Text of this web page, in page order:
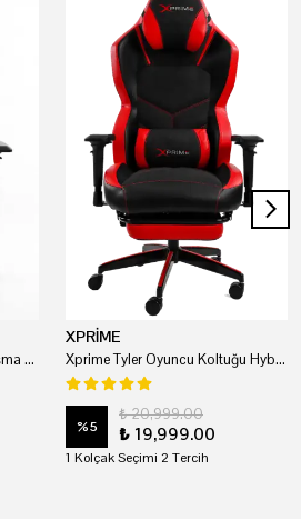
Xprime Soft Profesyonel Çalışma Ve Oyuncu Koltuğu
XPRİME
Xprime Tyler Oyuncu Koltuğu Hybrid Kumaş Kırmızı
%5
₺ 20,999.00
₺ 19,999.00
1 Kolçak Seçimi 2 Tercih